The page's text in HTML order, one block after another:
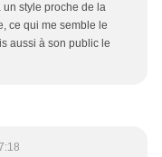
style proche de la
ce qui me semble le
aussi à son public le